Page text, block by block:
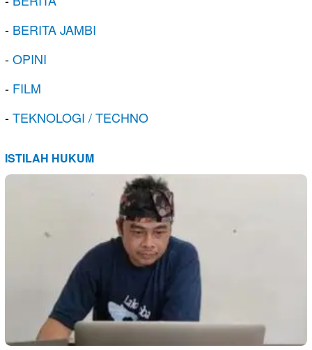
- BERITA JAMBI
-OPINI
- FILM
-TEKNOLOGI / TECHNO
ISTILAH HUKUM